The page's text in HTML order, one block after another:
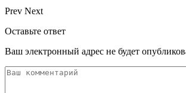
Prev Next
Оставьте ответ
Ваш электронный адрес не будет